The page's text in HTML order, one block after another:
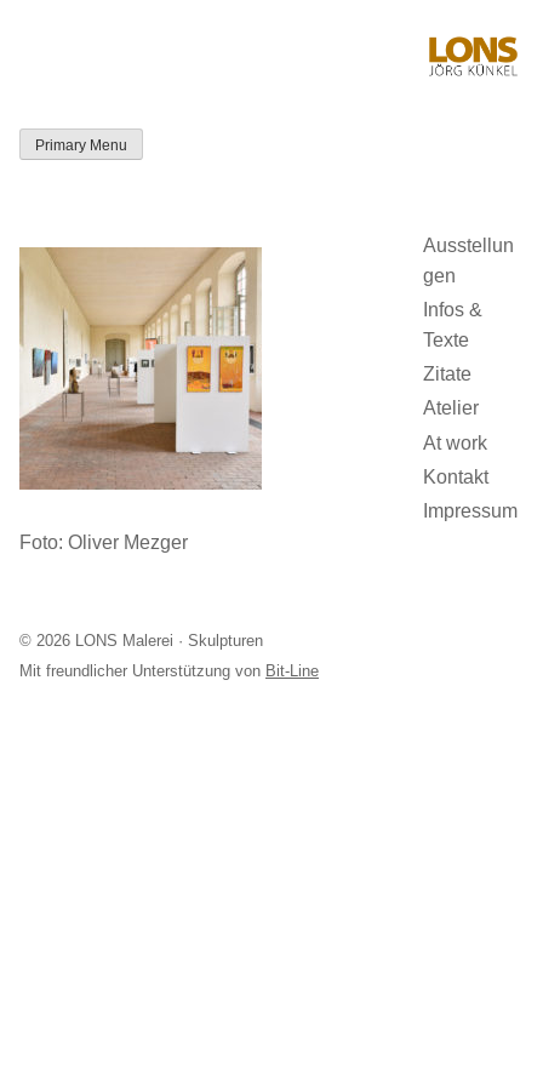
Primary Menu
Foto: Oliver Mezger
Ausstellun
gen
Infos &
Texte
Zitate
Atelier
At work
Kontakt
Impressum
© 2026 LONS Malerei · Skulpturen
Mit freundlicher Unterstützung von Bit-Line